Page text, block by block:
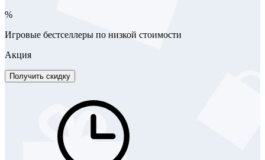
%
Игровые бестселлеры по низкой стоимости
Акция
Получить скидку